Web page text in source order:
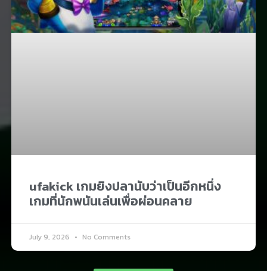
ufakick เกมยิงปลานับว่าเป็นอีกหนึ่ง
เกมที่นักพนันเล่นเพื่อผ่อนคลาย​
July 9, 2026 No Comments